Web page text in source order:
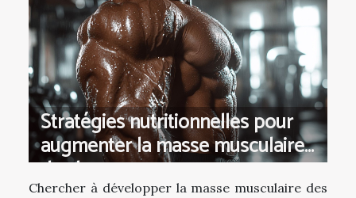
Stratégies nutritionnelles pour
augmenter la masse musculaire
des bras
Chercher à développer la masse musculaire des